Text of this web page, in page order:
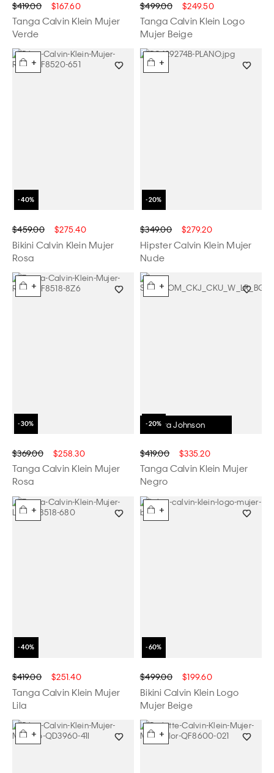
$419.00 $167.60
Tanga Calvin Klein Mujer
Verde
$499.00 $249.50
Tanga Calvin Klein Logo
Mujer Beige
+
$459.00 $275.40
Bikini Calvin Klein Mujer
Rosa
+
$349.00 $279.20
Hipster Calvin Klein Mujer
Nude
+
$369.00 $258.30
Tanga Calvin Klein Mujer
Rosa
Dakota Johnson
+
$419.00 $335.20
Tanga Calvin Klein Mujer
Negro
+
$419.00 $251.40
Tanga Calvin Klein Mujer
Lila
+
$499.00 $199.60
Bikini Calvin Klein Logo
Mujer Beige
+ +